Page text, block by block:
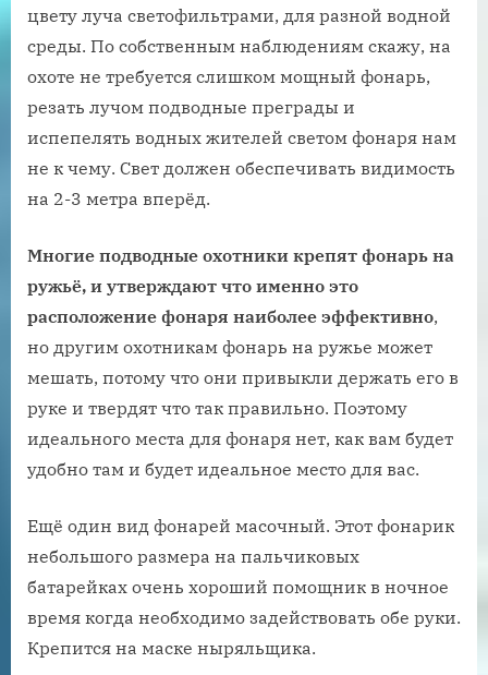
цвету луча светофильтрами, для разной водной
среды. По собственным наблюдениям скажу, на
охоте не требуется слишком мощный фонарь,
резать лучом подводные преграды и
испепелять водных жителей светом фонаря нам
не к чему. Свет должен обеспечивать видимость
на 2-3 метра вперёд.
Многие подводные охотники крепят фонарь на
ружьё, и утверждают что именно это
расположение фонаря наиболее эффективно,
но другим охотникам фонарь на ружье может
мешать, потому что они привыкли держать его в
руке и твердят что так правильно. Поэтому
идеального места для фонаря нет, как вам будет
удобно там и будет идеальное место для вас.
Ещё один вид фонарей масочный. Этот фонарик
небольшого размера на пальчиковых
батарейках очень хороший помощник в ночное
время когда необходимо задействовать обе руки.
Крепится на маске ныряльщика.